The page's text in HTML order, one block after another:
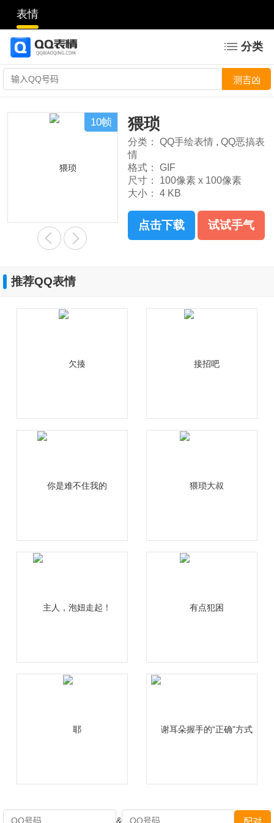
表情
分类
10帧 猥琐
分类： QQ手绘表情 , QQ恶搞表
情
格式：
GIF
尺寸：
100像素 x 100像素
大小：
4 KB
点击下载 试试手气
推荐QQ表情